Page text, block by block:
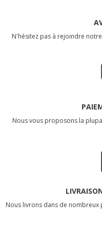
N'hésitez pas à rejoindre
Nous vous proposons la
Nous livrons dans de